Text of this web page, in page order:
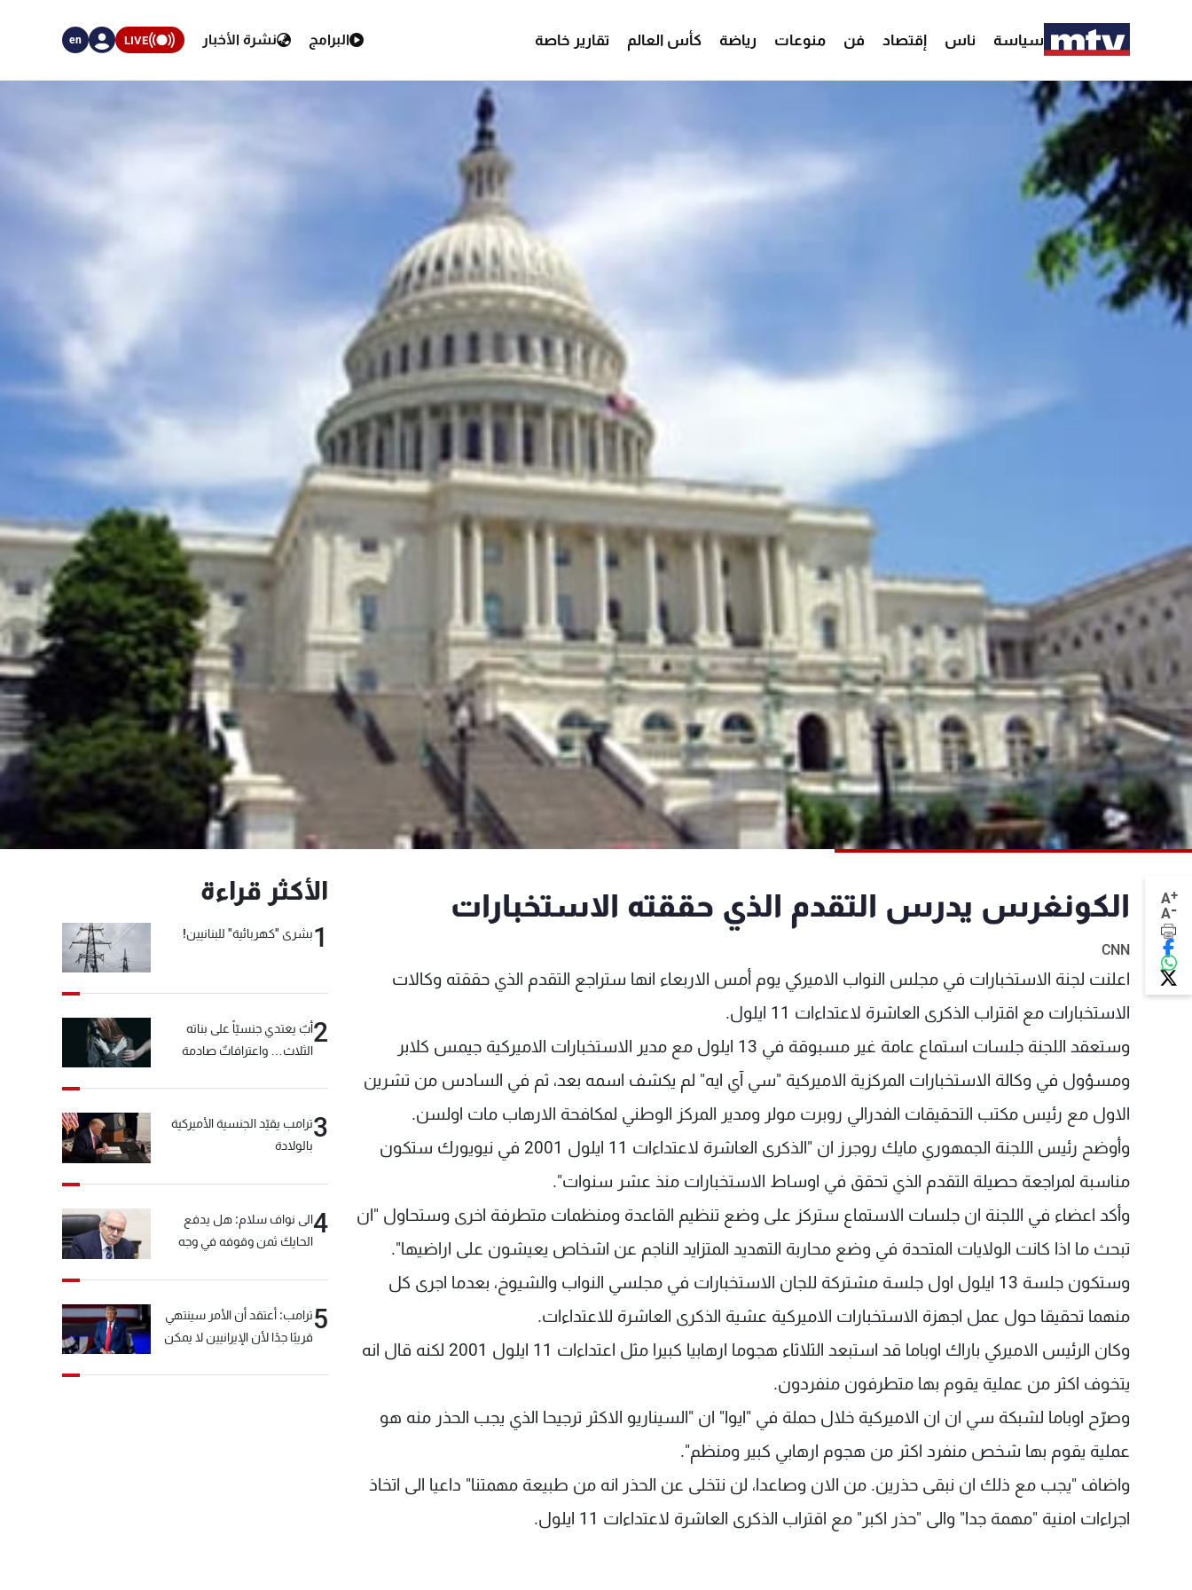
سياسة ناس إقتصاد فن منوعات رياضة كأس العالم تقارير خاصة البرامج نشرة الأخبار LIVE
en
A+
A- الكونغرس يدرس التقدم الذي حققته الاستخبارات
CNN
اعلنت لجنة الاستخبارات في مجلس النواب الاميركي يوم أمس الاربعاء انها ستراجع التقدم الذي حققته وكالات
الاستخبارات مع اقتراب الذكرى العاشرة لاعتداءات 11 ايلول.
وستعقد اللجنة جلسات استماع عامة غير مسبوقة في 13 ايلول مع مدير الاستخبارات الاميركية جيمس كلابر
ومسؤول في وكالة الاستخبارات المركزية الاميركية "سي آي ايه" لم يكشف اسمه بعد، ثم في السادس من تشرين
الاول مع رئيس مكتب التحقيقات الفدرالي روبرت مولر ومدير المركز الوطني لمكافحة الارهاب مات اولسن.
وأوضح رئيس اللجنة الجمهوري مايك روجرز ان "الذكرى العاشرة لاعتداءات 11 ايلول 2001 في نيويورك ستكون
مناسبة لمراجعة حصيلة التقدم الذي تحقق في اوساط الاستخبارات منذ عشر سنوات".
وأكد اعضاء في اللجنة ان جلسات الاستماع ستركز على وضع تنظيم القاعدة ومنظمات متطرفة اخرى وستحاول "ان
تبحث ما اذا كانت الولايات المتحدة في وضع محاربة التهديد المتزايد الناجم عن اشخاص يعيشون على اراضيها".
وستكون جلسة 13 ايلول اول جلسة مشتركة للجان الاستخبارات في مجلسي النواب والشيوخ، بعدما اجرى كل
منهما تحقيقا حول عمل اجهزة الاستخبارات الاميركية عشية الذكرى العاشرة للاعتداءات.
وكان الرئيس الاميركي باراك اوباما قد استبعد الثلاثاء هجوما ارهابيا كبيرا مثل اعتداءات 11 ايلول 2001 لكنه قال انه
يتخوف اكثر من عملية يقوم بها متطرفون منفردون.
وصرّح اوباما لشبكة سي ان ان الاميركية خلال حملة في "ايوا" ان "السيناريو الاكثر ترجيحا الذي يجب الحذر منه هو
عملية يقوم بها شخص منفرد اكثر من هجوم ارهابي كبير ومنظم".
واضاف "يجب مع ذلك ان نبقى حذرين. من الان وصاعدا، لن نتخلى عن الحذر انه من طبيعة مهمتنا" داعيا الى اتخاذ
اجراءات امنية "مهمة جدا" والى "حذر اكبر" مع اقتراب الذكرى العاشرة لاعتداءات 11 ايلول.
الأكثر قراءة
1بشرى "كهربائية" للبنانيين!
2أبٌ يعتدي جنسيّاً على بناته
الثلاث… واعترافاتٌ صادمة
3ترامب يقيّد الجنسية الأميركية
بالولادة
4الى نواف سلام: هل يدفع
الحايك ثمن وقوفه في وجه
5ترامب: أعتقد أن الأمر سينتهي
قريبًا جدًا لأن الإيرانيين لا يمكن